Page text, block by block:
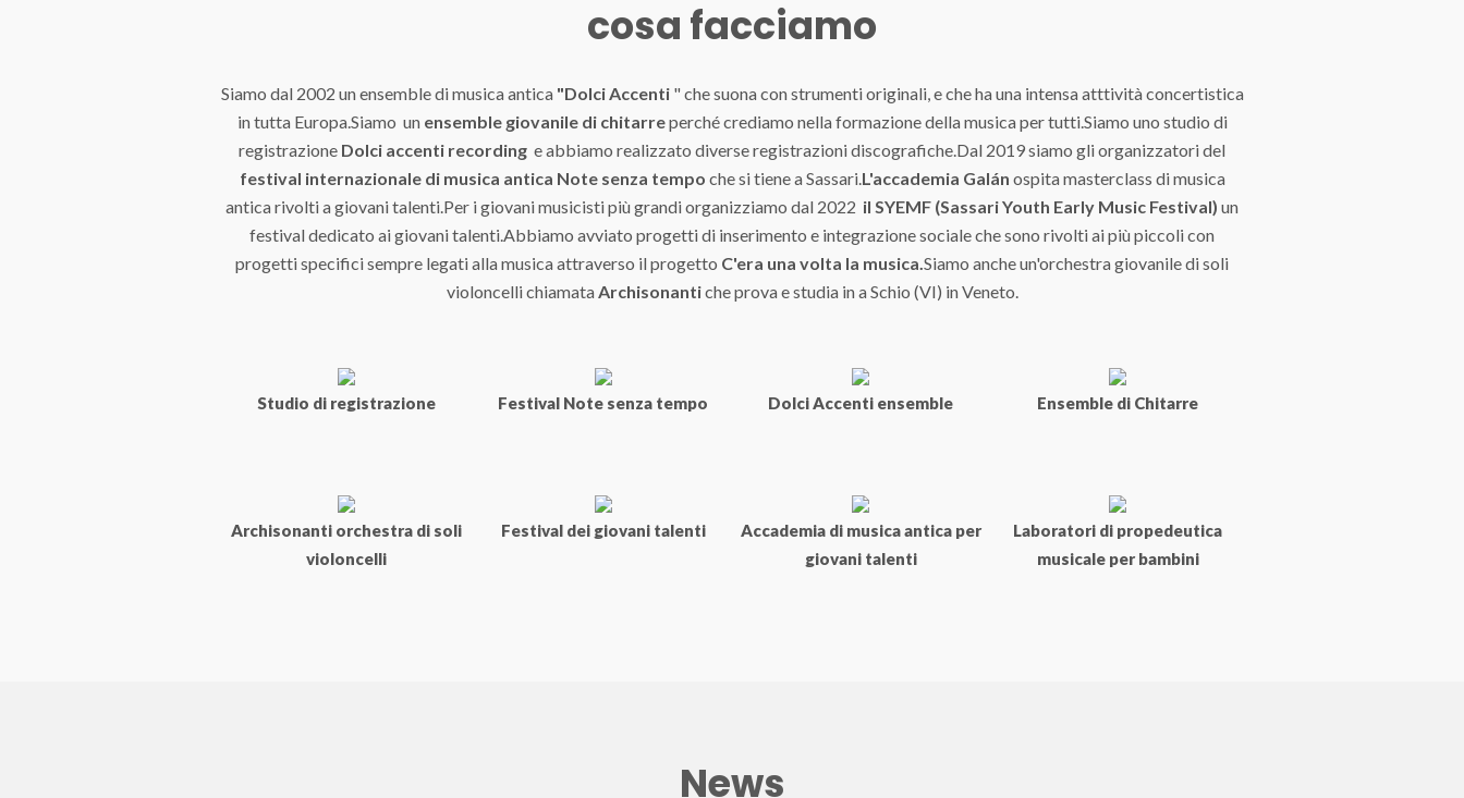
cosa facciamo
Siamo dal 2002 un ensemble di musica antica "Dolci Accenti" che suona con strumenti originali, e che ha una intensa atttività concertistica
in tutta Europa.Siamo un ensemble giovanile di chitarreperché crediamo nella formazione della musica per tutti.Siamo uno studio di
registrazione Dolci accenti recording e abbiamo realizzato diverse registrazioni discografiche.Dal 2019 siamo gli organizzatori del
festival internazionale di musica antica Note senza tempo che si tiene a Sassari.L'accademia Galán ospita masterclass di musica
antica rivolti a giovani talenti.Per i giovani musicisti più grandi organizziamo dal 2022 il SYEMF (Sassari Youth Early Music Festival) un
festival dedicato ai giovani talenti.Abbiamo avviato progetti di inserimento e integrazione sociale che sono rivolti ai più piccoli con
progetti specifici sempre legati alla musica attraverso il progetto C'era una volta la musica.Siamo anche un'orchestra giovanile di soli
violoncelli chiamataArchisonantiche prova e studia in a Schio (VI) in Veneto.
Studio di registrazione Festival Note senza tempo Dolci Accenti ensemble Ensemble di Chitarre
Archisonanti orchestra di soli
violoncelli
Festival dei giovani talenti
Accademia di musica antica per
giovani talenti
Laboratori di propedeutica
musicale per bambini
News